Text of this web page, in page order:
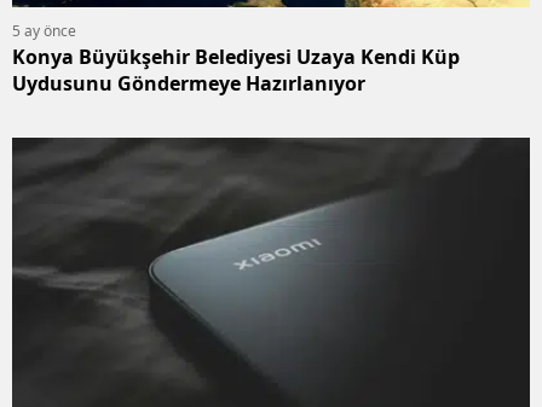
5 ay önce
Konya Büyükşehir Belediyesi Uzaya Kendi Küp
Uydusunu Göndermeye Hazırlanıyor